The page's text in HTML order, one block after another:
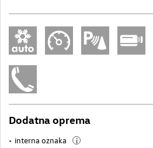
Dodatna oprema
interna oznaka i